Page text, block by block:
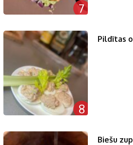
7
8
Pildītas
Biešu